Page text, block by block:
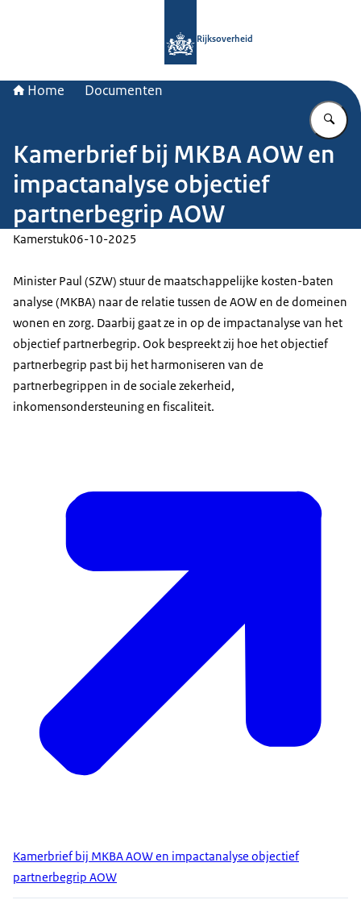
Rijksoverheid
Home Documenten
Kamerbrief bij MKBA AOW en
impactanalyse objectief
partnerbegrip AOW
Kamerstuk06-10-2025
Minister Paul (SZW) stuur de maatschappelijke kosten-baten
analyse (MKBA) naar de relatie tussen de AOW en de domeinen
wonen en zorg. Daarbij gaat ze in op de impactanalyse van het
objectief partnerbegrip. Ook bespreekt zij hoe het objectief
partnerbegrip past bij het harmoniseren van de
partnerbegrippen in de sociale zekerheid,
inkomensondersteuning en fiscaliteit.
Kamerbrief bij MKBA AOW en impactanalyse objectief
partnerbegrip AOW